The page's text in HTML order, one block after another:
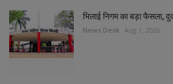
भिलाई निगम का बड़ा फैसला,
News Desk Aug 1, 2026